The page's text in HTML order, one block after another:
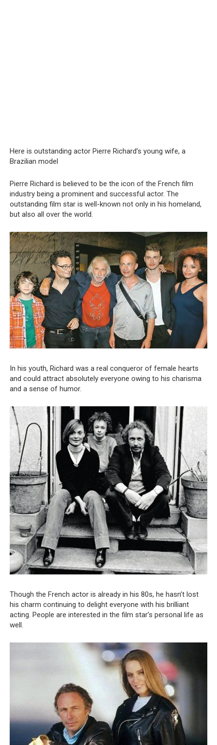
Here is outstanding actor Pierre Richard’s young wife, a
Brazilian model
Pierre Richard is believed to be the icon of the French film
industry being a prominent and successful actor. The
outstanding film star is well-known not only in his homeland,
but also all over the world.
In his youth, Richard was a real conqueror of female hearts
and could attract absolutely everyone owing to his charisma
and a sense of humor.
Though the French actor is already in his 80s, he hasn’t lost
his charm continuing to delight everyone with his brilliant
acting. People are interested in the film star’s personal life as
well.